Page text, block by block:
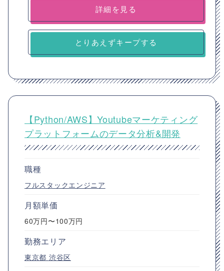
詳細を見る
とりあえずキープする
【Python/AWS】Youtubeマーケティング
プラットフォームのデータ分析&開発
職種
フルスタックエンジニア
月額単価
60万円〜100万円
勤務エリア
東京都 渋谷区